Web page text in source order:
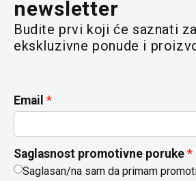
newsletter
Budite prvi koji će saznati
ekskluzivne ponude i
Email
Saglasnost promotivne poruke
Saglasan/na sam da primam